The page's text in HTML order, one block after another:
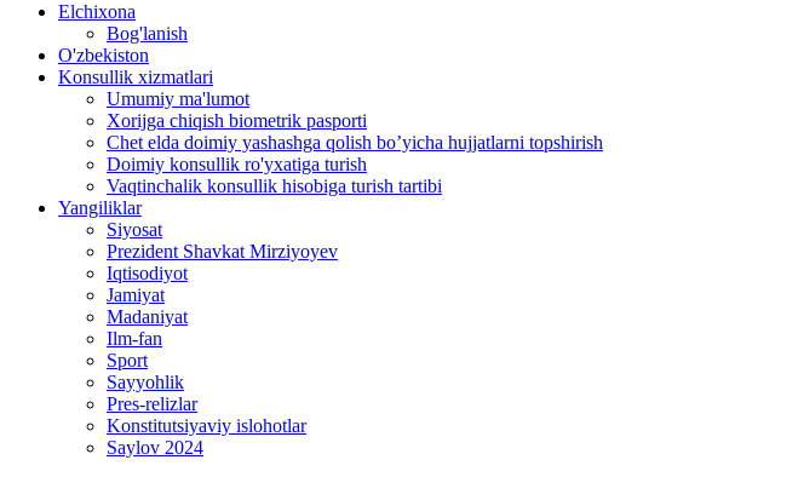
Elchixona
Bog'lanish
O'zbekiston
Konsullik xizmatlari
Umumiy ma'lumot
Xorijga chiqish biometrik pasporti
Chet elda doimiy yashashga qolish bo’yicha hujjatlarni topshirish
Doimiy konsullik ro'yxatiga turish
Vaqtinchalik konsullik hisobiga turish tartibi
Yangiliklar
Siyosat
Prezident Shavkat Mirziyoyev
Iqtisodiyot
Jamiyat
Madaniyat
Ilm-fan
Sport
Sayyohlik
Pres-relizlar
Konstitutsiyaviy islohotlar
Saylov 2024